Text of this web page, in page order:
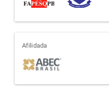
afiliada
Afilidada